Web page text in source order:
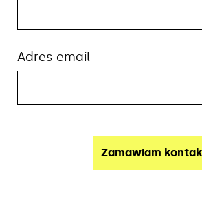
Adres email